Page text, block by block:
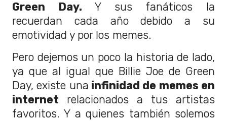
Green Day. Y sus fanáticos la
recuerdan cada año debido a su
emotividad y por los memes.
Pero dejemos un poco la historia de lado,
ya que al igual que Billie Joe de Green
Day, existe una infinidad de memes en
internet relacionados a tus artistas
favoritos. Y a quienes también solemos